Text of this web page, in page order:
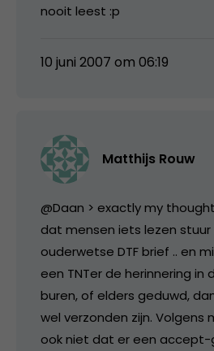
nooit leest :p
10 juni 2007 om 06:19
Matthijs Rouw
@Daan > exactly my
dat mensen iets lezen stuur
ouderwetse DTF brief .. en
een TNTer de herinnering in
buren, of elders geduwd,
wel verzonden zijn. Volgens
ook niet dat er een accept-